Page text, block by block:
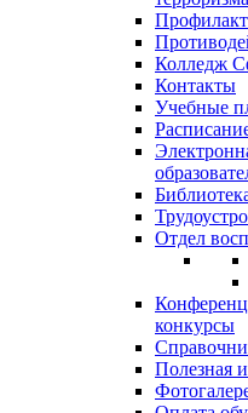
Колледж
Контакты
Учебные
Отдел
конкурсы
Полезная